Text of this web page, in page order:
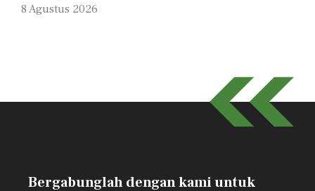
8 Agustus 2026
Bergabunglah dengan kami untuk